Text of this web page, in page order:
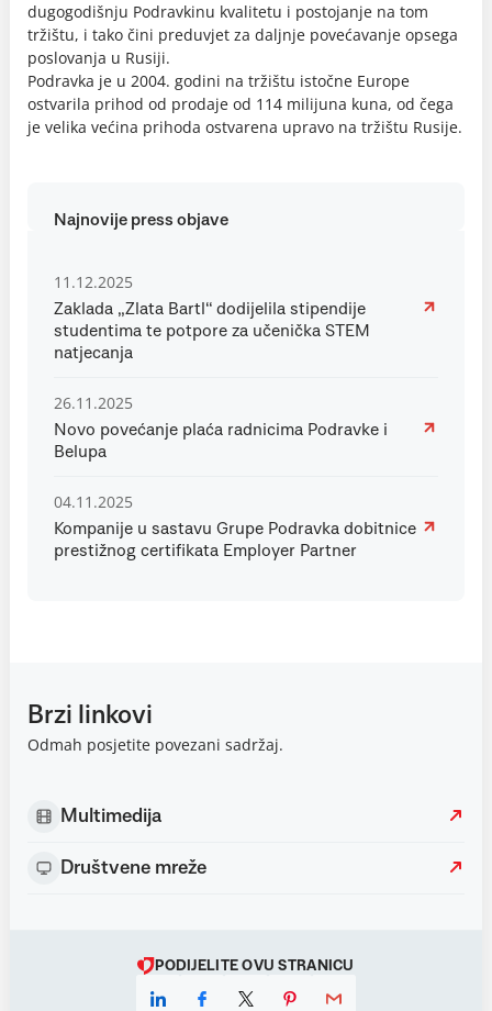
dugogodišnju Podravkinu kvalitetu i postojanje na tom
tržištu, i tako čini preduvjet za daljnje povećavanje opsega
poslovanja u Rusiji.
Podravka je u 2004. godini na tržištu istočne Europe
ostvarila prihod od prodaje od 114 milijuna kuna, od čega
je velika većina prihoda ostvarena upravo na tržištu Rusije.
Najnovije press objave
11.12.2025
Zaklada „Zlata Bartl“ dodijelila stipendije
studentima te potpore za učenička STEM
natjecanja
26.11.2025
Novo povećanje plaća radnicima Podravke i
Belupa
04.11.2025
Kompanije u sastavu Grupe Podravka dobitnice
prestižnog certifikata Employer Partner
Brzi linkovi
Odmah posjetite povezani sadržaj.
Multimedija
Društvene mreže
PODIJELITE OVU STRANICU